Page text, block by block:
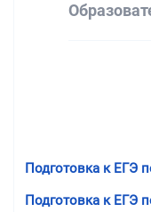
Подготовка к ЕГЭ
Подготовка к ЕГЭ